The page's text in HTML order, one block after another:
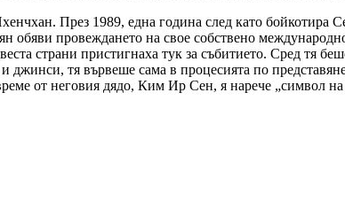
През 1989, една година след като бойкотира
обяви провеждането на свое собствено
страни пристигнаха тук за събитието. Сред тя
джинси, тя вървеше сама в процесията по
от неговия дядо, Ким Ир Сен, я нарече „символ на